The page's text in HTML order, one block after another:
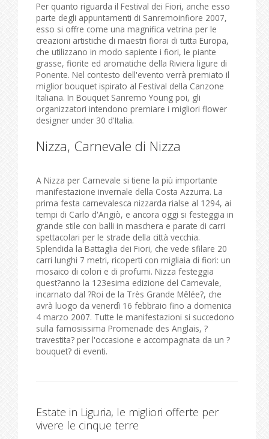
Per quanto riguarda il Festival dei Fiori, anche esso
parte degli appuntamenti di Sanremoinfiore 2007,
esso si offre come una magnifica vetrina per le
creazioni artistiche di maestri fiorai di tutta Europa,
che utilizzano in modo sapiente i fiori, le piante
grasse, fiorite ed aromatiche della Riviera ligure di
Ponente. Nel contesto dell'evento verrà premiato il
miglior bouquet ispirato al Festival della Canzone
Italiana. In Bouquet Sanremo Young poi, gli
organizzatori intendono premiare i migliori flower
designer under 30 d'Italia.
Nizza, Carnevale di Nizza
A Nizza per Carnevale si tiene la più importante
manifestazione invernale della Costa Azzurra. La
prima festa carnevalesca nizzarda rialse al 1294, ai
tempi di Carlo d'Angiò, e ancora oggi si festeggia in
grande stile con balli in maschera e parate di carri
spettacolari per le strade della città vecchia.
Splendida la Battaglia dei Fiori, che vede sfilare 20
carri lunghi 7 metri, ricoperti con migliaia di fiori: un
mosaico di colori e di profumi. Nizza festeggia
quest?anno la 123esima edizione del Carnevale,
incarnato dal ?Roi de la Très Grande Mêlée?, che
avrà luogo da venerdì 16 febbraio fino a domenica
4 marzo 2007. Tutte le manifestazioni si succedono
sulla famosissima Promenade des Anglais, ?
travestita? per l'occasione e accompagnata da un ?
bouquet? di eventi.
Estate in Liguria, le migliori offerte per
vivere le cinque terre